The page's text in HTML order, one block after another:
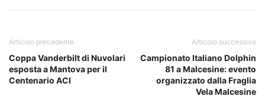
Articolo precedente
Coppa Vanderbilt di Nuvolari
esposta a Mantova per il
Centenario ACI
Articolo successivo
Campionato Italiano Dolphin
81 a Malcesine: evento
organizzato dalla Fraglia
Vela Malcesine